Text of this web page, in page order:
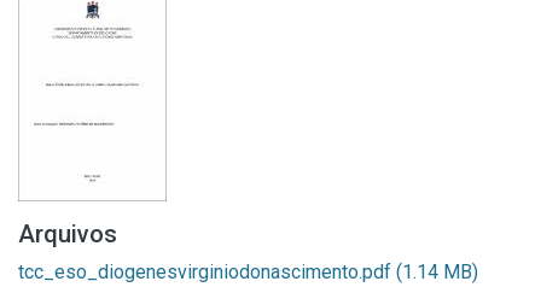
Arquivos
tcc_eso_diogenesvirginiodonascimento.pdf (1.14 MB)